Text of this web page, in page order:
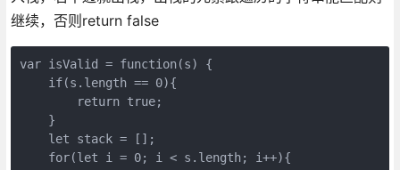
继续，否则return false
var isValid = function(s) {
    if(s.length == 0){
        return true;
    }
    let stack = [];
    for(let i = 0; i < s.length; i++){